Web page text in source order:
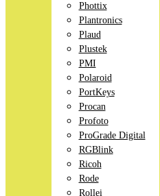
Phottix
Plantronics
Plaud
Plustek
PMI
Polaroid
PortKeys
Procan
Profoto
ProGrade Digital
RGBlink
Ricoh
Rode
Rollei